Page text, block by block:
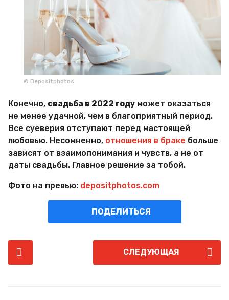
© Depositphotos
Конечно, свадьба в 2022 году может оказаться
не менее удачной, чем в благоприятный период.
Все суеверия отступают перед настоящей
любовью. Несомненно, отношения в браке больше
зависят от взаимопонимания и чувств, а не от
даты свадьбы. Главное решение за тобой.
Фото на превью: depositphotos.com
ПОДЕЛИТЬСЯ
P
СЛЕДУЮЩАЯ